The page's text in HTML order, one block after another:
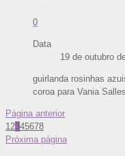
0
Data
19 de outubro
guirlanda rosinhas
coroa para Vania Salles
Página anterior
1 2345678
Próxima página